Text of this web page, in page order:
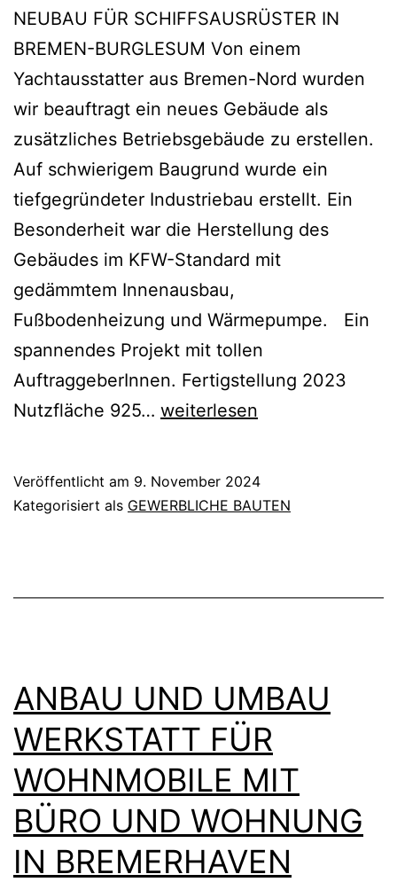
NEUBAU FÜR SCHIFFSAUSRÜSTER IN
BREMEN-BURGLESUM Von einem
Yachtausstatter aus Bremen-Nord wurden
wir beauftragt ein neues Gebäude als
zusätzliches Betriebsgebäude zu erstellen.
Auf schwierigem Baugrund wurde ein
tiefgegründeter Industriebau erstellt. Ein
Besonderheit war die Herstellung des
Gebäudes im KFW-Standard mit
gedämmtem Innenausbau,
Fußbodenheizung und Wärmepumpe. Ein
spannendes Projekt mit tollen
AuftraggeberInnen. Fertigstellung 2023
Nutzfläche 925… NEUBAU
IN
weiterlesen
Veröffentlicht am 9. November 2024
Kategorisiert als GEWERBLICHE BAUTEN
ANBAU UND UMBAU
WERKSTATT FÜR
WOHNMOBILE MIT
BÜRO UND WOHNUNG
IN BREMERHAVEN